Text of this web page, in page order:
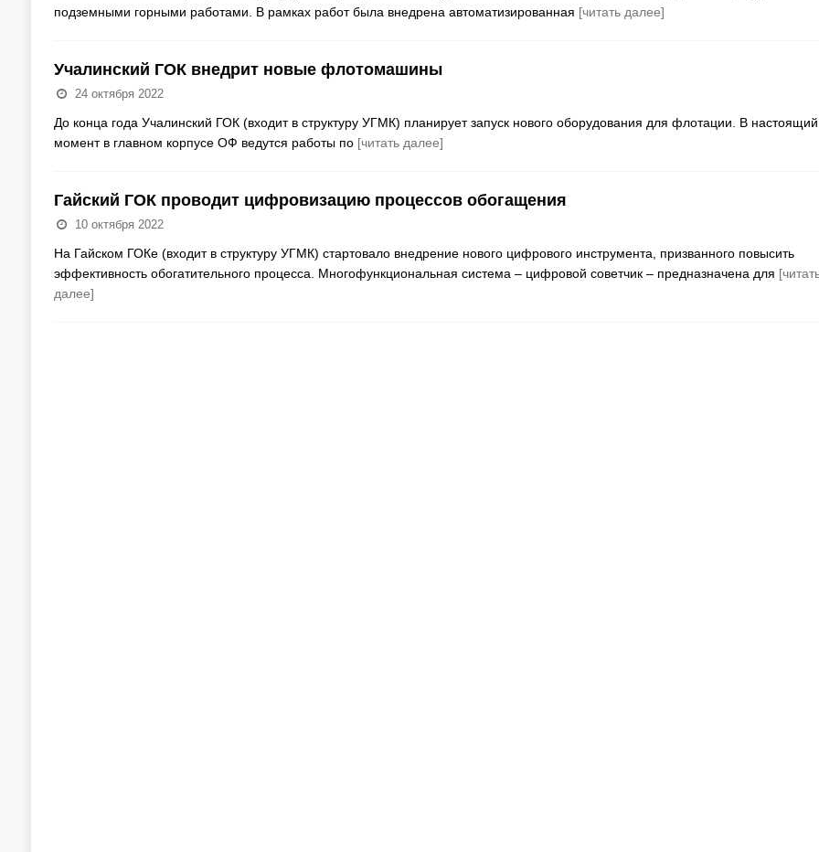
подземными горными работами. В рамках работ была внедрена автоматизированная [читать далее]
Учалинский ГОК внедрит новые флотомашины
24 октября 2022
До конца года Учалинский ГОК (входит в структуру УГМК) планирует запуск нового оборудования для флотации. В настоящий
момент в главном корпусе ОФ ведутся работы по [читать далее]
Гайский ГОК проводит цифровизацию процессов обогащения
10 октября 2022
На Гайском ГОКе (входит в структуру УГМК) стартовало внедрение нового цифрового инструмента, призванного повысить
эффективность обогатительного процесса. Многофункциональная система – цифровой советчик – предназначена для
далее]